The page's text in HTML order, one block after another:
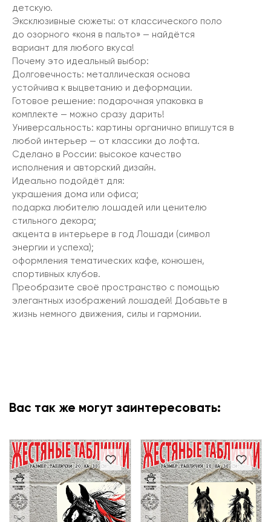
детскую.
Эксклюзивные сюжеты: от классического поло
до озорного «коня в пальто» — найдётся
вариант для любого вкуса!
Почему это идеальный выбор:
Долговечность: металлическая основа
устойчива к выцветанию и деформации.
Готовое решение: подарочная упаковка в
комплекте — можно сразу дарить!
Универсальность: картины органично впишутся в
любой интерьер — от классики до лофта.
Сделано в России: высокое качество
исполнения и авторский дизайн.
Идеально подойдёт для:
украшения дома или офиса;
подарка любителю лошадей или ценителю
стильного декора;
акцента в интерьере в год Лошади (символ
энергии и успеха);
оформления тематических кафе, конюшен,
спортивных клубов.
Преобразите своё пространство с помощью
элегантных изображений лошадей! Добавьте в
жизнь немного движения, силы и гармонии.
Вас так же могут заинтересовать: